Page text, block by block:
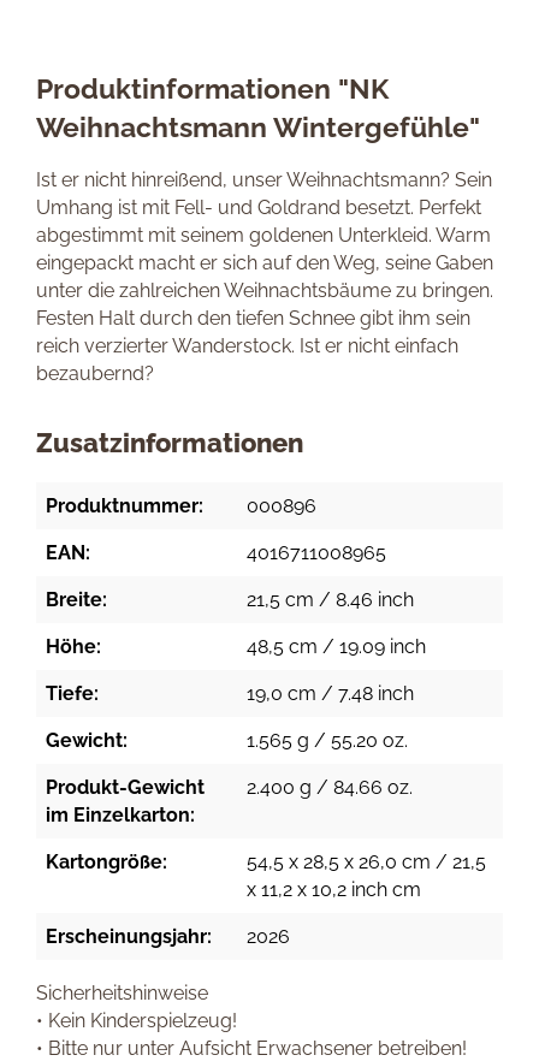
Produktinformationen "NK
Weihnachtsmann Wintergefühle"
Ist er nicht hinreißend, unser Weihnachtsmann? Sein
Umhang ist mit Fell- und Goldrand besetzt. Perfekt
abgestimmt mit seinem goldenen Unterkleid. Warm
eingepackt macht er sich auf den Weg, seine Gaben
unter die zahlreichen Weihnachtsbäume zu bringen.
Festen Halt durch den tiefen Schnee gibt ihm sein
reich verzierter Wanderstock. Ist er nicht einfach
bezaubernd?
Zusatzinformationen
Produktnummer: 000896
EAN: 4016711008965
Breite: 21,5 cm / 8.46 inch
Höhe: 48,5 cm / 19.09 inch
Tiefe: 19,0 cm / 7.48 inch
Gewicht: 1.565 g / 55.20 oz.
Produkt-Gewicht
im Einzelkarton:
2.400 g / 84.66 oz.
Kartongröße:
54,5 x 28,5 x 26,0 cm / 21,5
x 11,2 x 10,2 inch cm
Erscheinungsjahr: 2026
Sicherheitshinweise
• Kein Kinderspielzeug!
• Bitte nur unter Aufsicht Erwachsener betreiben!